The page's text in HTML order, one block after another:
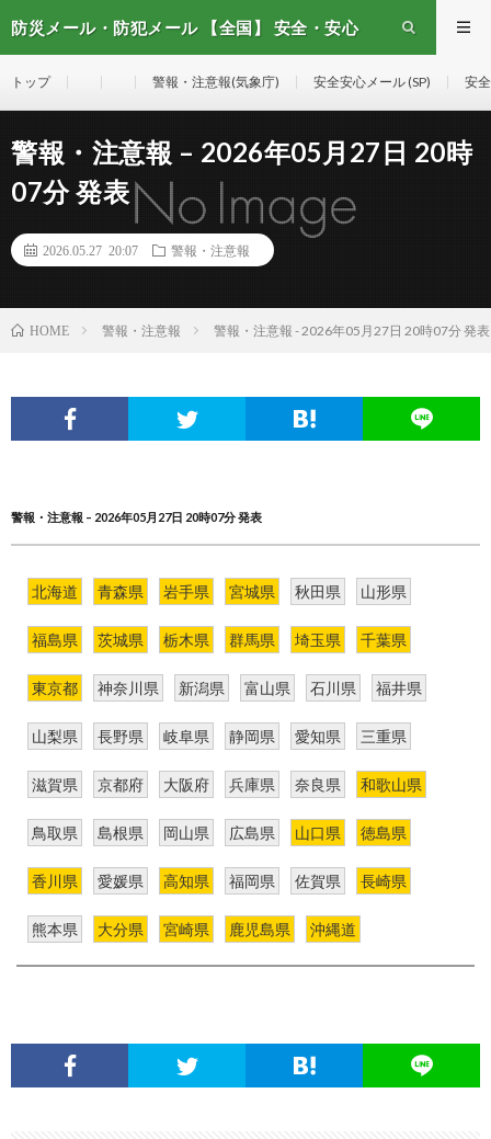
防災メール・防犯メール 【全国】 安全・安心
トップ 警報・注意報(気象庁) 安全安心メール (SP) 安
警報・注意報 – 2026年05月27日 20時
07分 発表
2026.05.27 20:07 警報・注意報
HOME 警報・注意報 警報・注意報 - 2026年05月27日 20時07分 発表
警報・注意報 – 2026年05月27日 20時07分 発表
北海道 青森県 岩手県 宮城県 秋田県 山形県
福島県 茨城県 栃木県 群馬県 埼玉県 千葉県
東京都 神奈川県 新潟県 富山県 石川県 福井県
山梨県 長野県 岐阜県 静岡県 愛知県 三重県
滋賀県 京都府 大阪府 兵庫県 奈良県 和歌山県
鳥取県 島根県 岡山県 広島県 山口県 徳島県
香川県 愛媛県 高知県 福岡県 佐賀県 長崎県
熊本県 大分県 宮崎県 鹿児島県 沖縄道